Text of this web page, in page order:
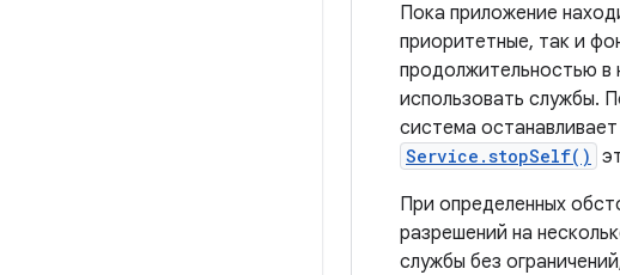
Пока приложение
приоритетные, так и
продолжительностью в
использовать службы.
система
Service.stopSelf()
При определенных
разрешений на
службы без